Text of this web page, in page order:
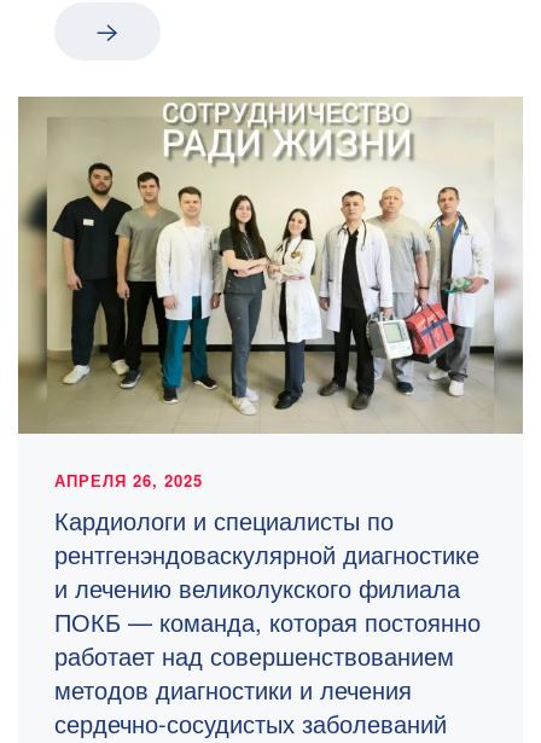
АПРЕЛЯ 26, 2025
Кардиологи и специалисты по
рентгенэндоваскулярной диагностике
и лечению великолукского филиала
ПОКБ — команда, которая постоянно
работает над совершенствованием
методов диагностики и лечения
сердечно-сосудистых заболеваний